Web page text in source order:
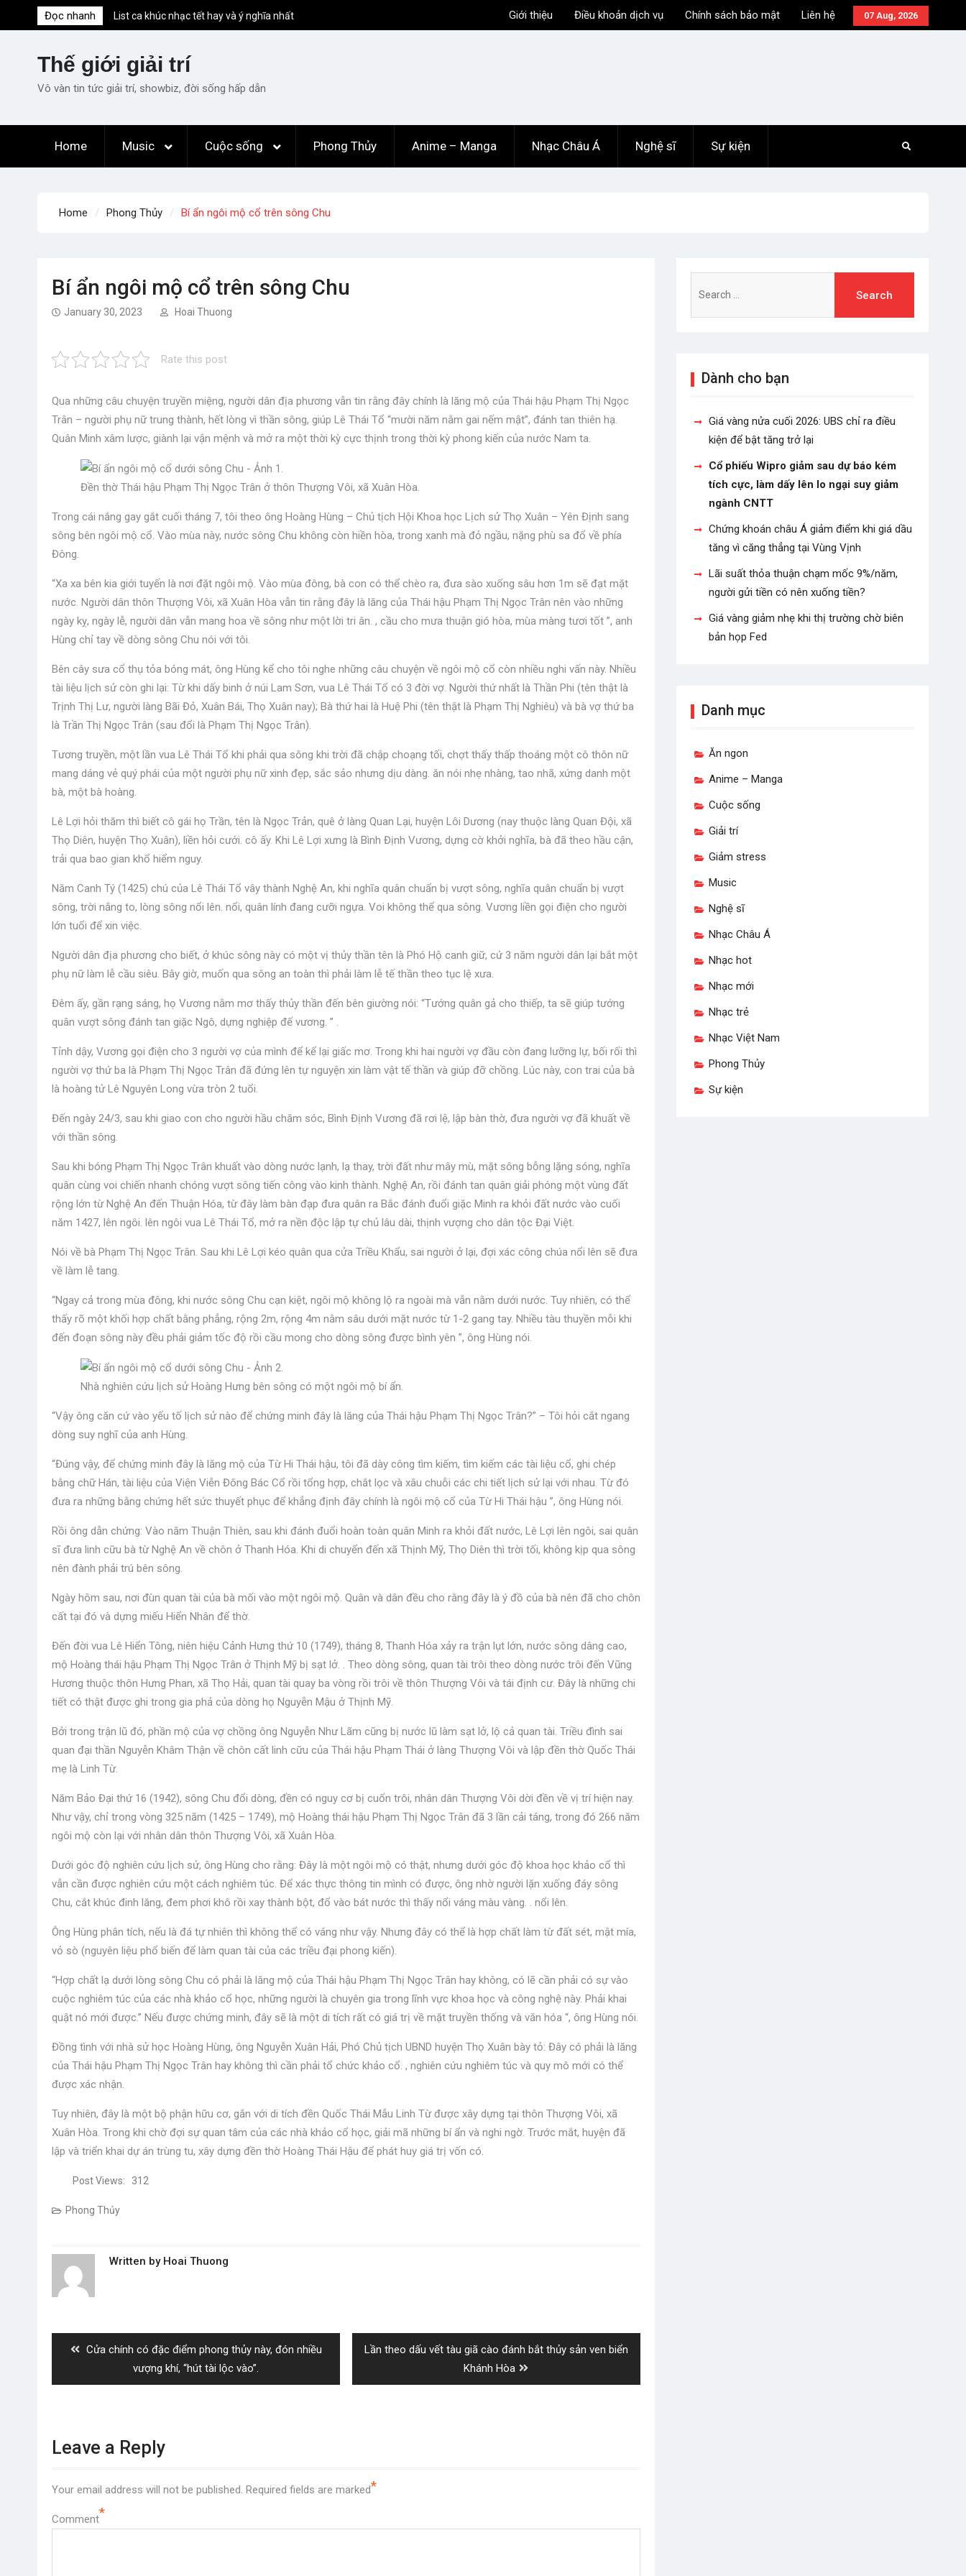
to
07 Aug, 2026
Giới thiệu Điều khoản dịch vụ Chính sách bảo mật Liên hệ
Đọc nhanh
List ca khúc nhạc tết hay và ý nghĩa nhất
mỗi dịp xuân về
comeback “ngoạn mục” với triệu view
Những ca khúc nhạc xuân “sặc mùi” quảng
Lời bài hát Chúng Ta của Hiện Tại – Sơn
Tùng M-TP – Full lyrics bản chuẩn
Thế giới giải trí
Vô vàn tin tức giải trí, showbiz, đời sống hấp dẫn
Home Music Cuộc sống Phong Thủy Anime – Manga Nhạc Châu Á Nghệ sĩ Sự kiện
Home Phong Thủy Bí ẩn ngôi mộ cổ trên sông Chu
Bí ẩn ngôi mộ cổ trên sông Chu
January 30, 2023 Hoai Thuong
Rate this post
Qua những câu chuyện truyền miệng, người dân địa phương vẫn tin rằng đây chính là lăng mộ của Thái hậu Phạm Thị Ngọc
Trân – người phụ nữ trung thành, hết lòng vì thần sông, giúp Lê Thái Tổ “mười năm nằm gai nếm mật”, đánh tan thiên hạ.
Quân Minh xâm lược, giành lại vận mệnh và mở ra một thời kỳ cực thịnh trong thời kỳ phong kiến ​​của nước Nam ta.
Đền thờ Thái hậu Phạm Thị Ngọc Trân ở thôn Thượng Vôi, xã Xuân Hòa.
Trong cái nắng gay gắt cuối tháng 7, tôi theo ông Hoàng Hùng – Chủ tịch Hội Khoa học Lịch sử Thọ Xuân – Yên Định sang
sông bên ngôi mộ cổ. Vào mùa này, nước sông Chu không còn hiền hòa, trong xanh mà đỏ ngầu, nặng phù sa đổ về phía
Đông.
“Xa xa bên kia giới tuyến là nơi đặt ngôi mộ. Vào mùa đông, bà con có thể chèo ra, đưa sào xuống sâu hơn 1m sẽ đạt mặt
nước. Người dân thôn Thượng Vôi, xã Xuân Hòa vẫn tin rằng đây là lăng của Thái hậu Phạm Thị Ngọc Trân nên vào những
ngày kỵ, ngày lễ, người dân vẫn mang hoa về sông như một lời tri ân. , cầu cho mưa thuận gió hòa, mùa màng tươi tốt ”, anh
Hùng chỉ tay về dòng sông Chu nói với tôi.
Bên cây sưa cổ thụ tỏa bóng mát, ông Hùng kể cho tôi nghe những câu chuyện về ngôi mộ cổ còn nhiều nghi vấn này. Nhiều
tài liệu lịch sử còn ghi lại: Từ khi dấy binh ở núi Lam Sơn, vua Lê Thái Tổ có 3 đời vợ. Người thứ nhất là Thần Phi (tên thật là
Trịnh Thị Lư, người làng Bãi Đỏ, Xuân Bái, Thọ Xuân nay); Bà thứ hai là Huệ Phi (tên thật là Phạm Thị Nghiêu) và bà vợ thứ ba
là Trần Thị Ngọc Trân (sau đổi là Phạm Thị Ngọc Trân).
Tương truyền, một lần vua Lê Thái Tổ khi phải qua sông khi trời đã chập choạng tối, chợt thấy thấp thoáng một cô thôn nữ
mang dáng vẻ quý phái của một người phụ nữ xinh đẹp, sắc sảo nhưng dịu dàng. ăn nói nhẹ nhàng, tao nhã, xứng danh một
bà, một bà hoàng.
Lê Lợi hỏi thăm thì biết cô gái họ Trần, tên là Ngọc Trản, quê ở làng Quan Lại, huyện Lôi Dương (nay thuộc làng Quan Đội, xã
Thọ Diên, huyện Thọ Xuân), liền hỏi cưới. cô ấy. Khi Lê Lợi xưng là Bình Định Vương, dựng cờ khởi nghĩa, bà đã theo hầu cận,
trải qua bao gian khổ hiểm nguy.
Năm Canh Tý (1425) chú của Lê Thái Tổ vây thành Nghệ An, khi nghĩa quân chuẩn bị vượt sông, nghĩa quân chuẩn bị vượt
sông, trời nắng to, lòng sông nổi lên. nổi, quân lính đang cưỡi ngựa. Voi không thể qua sông. Vương liền gọi điện cho người
lớn tuổi để xin việc.
Người dân địa phương cho biết, ở khúc sông này có một vị thủy thần tên là Phó Hộ canh giữ, cứ 3 năm người dân lại bắt một
phụ nữ làm lễ cầu siêu. Bây giờ, muốn qua sông an toàn thì phải làm lễ tế thần theo tục lệ xưa.
Đêm ấy, gần rạng sáng, họ Vương nằm mơ thấy thủy thần đến bên giường nói: “Tướng quân gả cho thiếp, ta sẽ giúp tướng
quân vượt sông đánh tan giặc Ngô, dựng nghiệp đế vương. ” .
Tỉnh dậy, Vương gọi điện cho 3 người vợ của mình để kể lại giấc mơ. Trong khi hai người vợ đầu còn đang lưỡng lự, bối rối thì
người vợ thứ ba là Phạm Thị Ngọc Trân đã đứng lên tự nguyện xin làm vật tế thần và giúp đỡ chồng. Lúc này, con trai của bà
là hoàng tử Lê Nguyên Long vừa tròn 2 tuổi.
Đến ngày 24/3, sau khi giao con cho người hầu chăm sóc, Bình Định Vương đã rơi lệ, lập bàn thờ, đưa người vợ đã khuất về
với thần sông.
Sau khi bóng Phạm Thị Ngọc Trân khuất vào dòng nước lạnh, lạ thay, trời đất như mây mù, mặt sông bỗng lặng sóng, nghĩa
quân cùng voi chiến nhanh chóng vượt sông tiến công vào kinh thành. Nghệ An, rồi đánh tan quân giải phóng một vùng đất
rộng lớn từ Nghệ An đến Thuận Hóa, từ đây làm bàn đạp đưa quân ra Bắc đánh đuổi giặc Minh ra khỏi đất nước vào cuối
năm 1427, lên ngôi. lên ngôi vua Lê Thái Tổ, mở ra nền độc lập tự chủ lâu dài, thịnh vượng cho dân tộc Đại Việt.
Nói về bà Phạm Thị Ngọc Trân. Sau khi Lê Lợi kéo quân qua cửa Triều Khẩu, sai người ở lại, đợi xác công chúa nổi lên sẽ đưa
về làm lễ tang.
“Ngay cả trong mùa đông, khi nước sông Chu cạn kiệt, ngôi mộ không lộ ra ngoài mà vẫn nằm dưới nước. Tuy nhiên, có thể
thấy rõ một khối hợp chất bằng phẳng, rộng 2m, rộng 4m nằm sâu dưới mặt nước từ 1-2 gang tay. Nhiều tàu thuyền mỗi khi
đến đoạn sông này đều phải giảm tốc độ rồi cầu mong cho dòng sông được bình yên ”, ông Hùng nói.
Nhà nghiên cứu lịch sử Hoàng Hưng bên sông có một ngôi mộ bí ẩn.
“Vậy ông căn cứ vào yếu tố lịch sử nào để chứng minh đây là lăng của Thái hậu Phạm Thị Ngọc Trân?” – Tôi hỏi cắt ngang
dòng suy nghĩ của anh Hùng.
“Đúng vậy, để chứng minh đây là lăng mộ của Từ Hi Thái hậu, tôi đã dày công tìm kiếm, tìm kiếm các tài liệu cổ, ghi chép
bằng chữ Hán, tài liệu của Viện Viễn Đông Bác Cổ rồi tổng hợp, chắt lọc và xâu chuỗi các chi tiết lịch sử lại với nhau. Từ đó
đưa ra những bằng chứng hết sức thuyết phục để khẳng định đây chính là ngôi mộ cổ của Từ Hi Thái hậu ”, ông Hùng nói.
Rồi ông dẫn chứng: Vào năm Thuận Thiên, sau khi đánh đuổi hoàn toàn quân Minh ra khỏi đất nước, Lê Lợi lên ngôi, sai quân
sĩ đưa linh cữu bà từ Nghệ An về chôn ở Thanh Hóa. Khi di chuyển đến xã Thịnh Mỹ, Thọ Diên thì trời tối, không kịp qua sông
nên đành phải trú bên sông.
Ngày hôm sau, nơi đùn quan tài của bà mối vào một ngôi mộ. Quân và dân đều cho rằng đây là ý đồ của bà nên đã cho chôn
cất tại đó và dựng miếu Hiển Nhân để thờ.
Đến đời vua Lê Hiển Tông, niên hiệu Cảnh Hưng thứ 10 (1749), tháng 8, Thanh Hóa xảy ra trận lụt lớn, nước sông dâng cao,
mộ Hoàng thái hậu Phạm Thị Ngọc Trân ở Thịnh Mỹ bị sạt lở. . Theo dòng sông, quan tài trôi theo dòng nước trôi đến Vũng
Hương thuộc thôn Hưng Phan, xã Thọ Hải, quan tài quay ba vòng rồi trôi về thôn Thượng Vôi và tái định cư. Đây là những chi
tiết có thật được ghi trong gia phả của dòng họ Nguyễn Mậu ở Thịnh Mỹ.
Bởi trong trận lũ đó, phần mộ của vợ chồng ông Nguyễn Như Lãm cũng bị nước lũ làm sạt lở, lộ cả quan tài. Triều đình sai
quan đại thần Nguyễn Khâm Thận về chôn cất linh cữu của Thái hậu Phạm Thái ở làng Thượng Vôi và lập đền thờ Quốc Thái
mẹ là Linh Từ.
Năm Bảo Đại thứ 16 (1942), sông Chu đổi dòng, đền có nguy cơ bị cuốn trôi, nhân dân Thượng Vôi dời đền về vị trí hiện nay.
Như vậy, chỉ trong vòng 325 năm (1425 – 1749), mộ Hoàng thái hậu Phạm Thị Ngọc Trân đã 3 lần cải táng, trong đó 266 năm
ngôi mộ còn lại với nhân dân thôn Thượng Vôi, xã Xuân Hòa.
Dưới góc độ nghiên cứu lịch sử, ông Hùng cho rằng: Đây là một ngôi mộ có thật, nhưng dưới góc độ khoa học khảo cổ thì
vẫn cần được nghiên cứu một cách nghiêm túc. Để xác thực thông tin mình có được, ông nhờ người lặn xuống đáy sông
Chu, cắt khúc đinh lăng, đem phơi khô rồi xay thành bột, đổ vào bát nước thì thấy nổi váng màu vàng. . nổi lên.
Ông Hùng phân tích, nếu là đá tự nhiên thì không thể có váng như vậy. Nhưng đây có thể là hợp chất làm từ đất sét, mật mía,
vỏ sò (nguyên liệu phổ biến để làm quan tài của các triều đại phong kiến).
“Hợp chất lạ dưới lòng sông Chu có phải là lăng mộ của Thái hậu Phạm Thị Ngọc Trân hay không, có lẽ cần phải có sự vào
cuộc nghiêm túc của các nhà khảo cổ học, những người là chuyên gia trong lĩnh vực khoa học và công nghệ này. Phải khai
quật nó mới được.” Nếu được chứng minh, đây sẽ là một di tích rất có giá trị về mặt truyền thống và văn hóa “, ông Hùng nói.
Đồng tình với nhà sử học Hoàng Hùng, ông Nguyễn Xuân Hải, Phó Chủ tịch UBND huyện Thọ Xuân bày tỏ: Đây có phải là lăng
của Thái hậu Phạm Thị Ngọc Trân hay không thì cần phải tổ chức khảo cổ. , nghiên cứu nghiêm túc và quy mô mới có thể
được xác nhận.
Tuy nhiên, đây là một bộ phận hữu cơ, gắn với di tích đền Quốc Thái Mẫu Linh Từ được xây dựng tại thôn Thượng Vôi, xã
Xuân Hòa. Trong khi chờ đợi sự quan tâm của các nhà khảo cổ học, giải mã những bí ẩn và nghi ngờ. Trước mắt, huyện đã
lập và triển khai dự án trùng tu, xây dựng đền thờ Hoàng Thái Hậu để phát huy giá trị vốn có.
Post Views: 312
Phong Thủy
Written by Hoai Thuong
Previous
Cửa chính có đặc điểm phong thủy này, đón nhiều
vượng khí, “hút tài lộc vào”.
Next
Lần theo dấu vết tàu giã cào đánh bắt thủy sản ven biển
Khánh Hòa
Leave a Reply
Your email address will not be published. Required fields are marked*
Comment*
for:
Dành cho bạn
Giá vàng nửa cuối 2026: UBS chỉ ra điều
kiện để bật tăng trở lại
Cổ phiếu Wipro giảm sau dự báo kém
tích cực, làm dấy lên lo ngại suy giảm
ngành CNTT
Chứng khoán châu Á giảm điểm khi giá dầu
tăng vì căng thẳng tại Vùng Vịnh
Lãi suất thỏa thuận chạm mốc 9%/năm,
người gửi tiền có nên xuống tiền?
Giá vàng giảm nhẹ khi thị trường chờ biên
bản họp Fed
Danh mục
Ăn ngon
Anime – Manga
Cuộc sống
Giải trí
Giảm stress
Music
Nghệ sĩ
Nhạc Châu Á
Nhạc hot
Nhạc mới
Nhạc trẻ
Nhạc Việt Nam
Phong Thủy
Sự kiện